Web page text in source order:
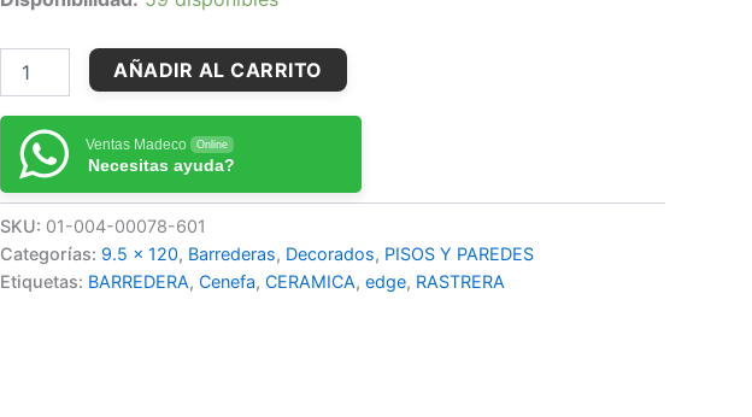
AÑADIR AL CARRITO
Ventas Madeco Online
Necesitas ayuda?
SKU: 01-004-00078-601
Categorías: 9.5 x 120, Barrederas, Decorados, PISOS Y PAREDES
Etiquetas: BARREDERA, Cenefa, CERAMICA, edge, RASTRERA